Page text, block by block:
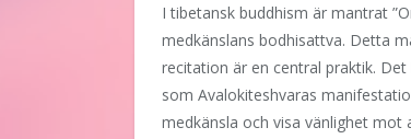
I tibetansk buddhism är mantrat
medkänslans bodhisattva. Detta
recitation är en central praktik.
som Avalokiteshvaras
medkänsla och visa vänlighet mot